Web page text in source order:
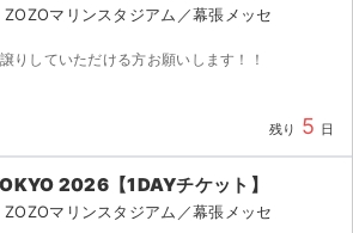
マリンスタジアム／幕張メッセ
りしていただける方お願いします！！
残り 5 日
2026【1DAYチケット】
マリンスタジアム／幕張メッセ